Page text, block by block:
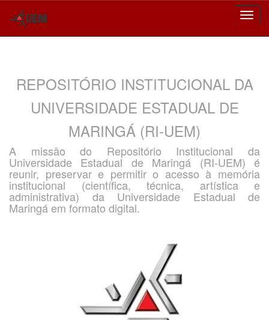
REPOSITÓRIO INSTITUCIONAL DA
UNIVERSIDADE ESTADUAL DE
MARINGÁ (RI-UEM)
A missão do Repositório Institucional da
Universidade Estadual de Maringá (RI-UEM) é
reunir, preservar e permitir o acesso à memória
institucional (científica, técnica, artística e
administrativa) da Universidade Estadual de
Maringá em formato digital.